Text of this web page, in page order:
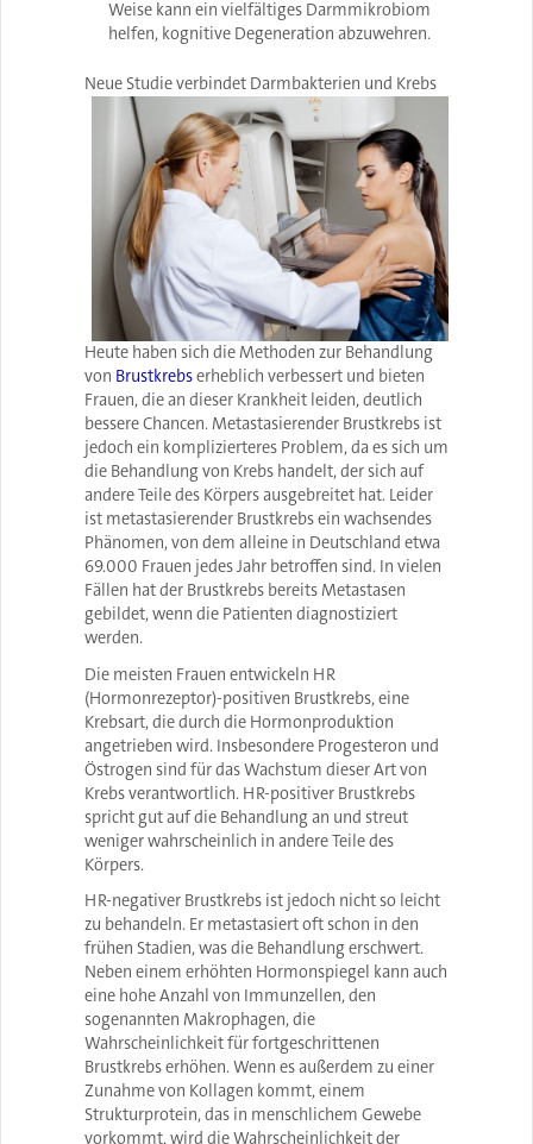
Weise kann ein vielfältiges Darmmikrobiom
helfen, kognitive Degeneration abzuwehren.
Neue Studie verbindet Darmbakterien und Krebs
Heute haben sich die Methoden zur Behandlung
von Brustkrebserheblich verbessert und bieten
Frauen, die an dieser Krankheit leiden, deutlich
bessere Chancen. Metastasierender Brustkrebs ist
jedoch ein komplizierteres Problem, da es sich um
die Behandlung von Krebs handelt, der sich auf
andere Teile des Körpers ausgebreitet hat. Leider
ist metastasierender Brustkrebs ein wachsendes
Phänomen, von dem alleine in Deutschland etwa
69.000 Frauen jedes Jahr betroffen sind. In vielen
Fällen hat der Brustkrebs bereits Metastasen
gebildet, wenn die Patienten diagnostiziert
werden.
Die meisten Frauen entwickeln HR
(Hormonrezeptor)-positiven Brustkrebs, eine
Krebsart, die durch die Hormonproduktion
angetrieben wird. Insbesondere Progesteron und
Östrogen sind für das Wachstum dieser Art von
Krebs verantwortlich. HR-positiver Brustkrebs
spricht gut auf die Behandlung an und streut
weniger wahrscheinlich in andere Teile des
Körpers.
HR-negativer Brustkrebs ist jedoch nicht so leicht
zu behandeln. Er metastasiert oft schon in den
frühen Stadien, was die Behandlung erschwert.
Neben einem erhöhten Hormonspiegel kann auch
eine hohe Anzahl von Immunzellen, den
sogenannten Makrophagen, die
Wahrscheinlichkeit für fortgeschrittenen
Brustkrebs erhöhen. Wenn es außerdem zu einer
Zunahme von Kollagen kommt, einem
Strukturprotein, das in menschlichem Gewebe
vorkommt, wird die Wahrscheinlichkeit der